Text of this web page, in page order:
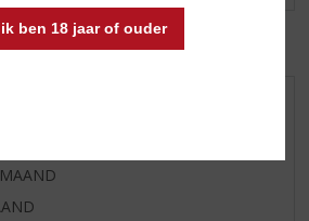
ben 18 jaar of ouder
BTW